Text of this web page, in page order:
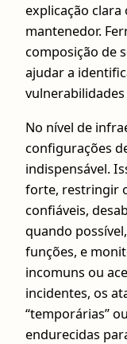
explicação
mantenedor.
composição de
ajudar a
No nível de
configurações
indispensável.
forte, restringir
confiáveis,
quando
funções, e
incomuns ou
incidentes, os
“temporárias”
endurecidas